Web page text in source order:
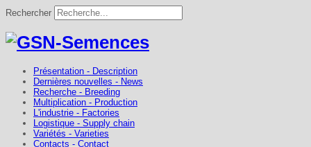
Rechercher
Présentation - Description
Dernières nouvelles - News
Recherche - Breeding
Multiplication - Production
L'industrie - Factories
Logistique - Supply chain
Variétés - Varieties
Contacts - Contact